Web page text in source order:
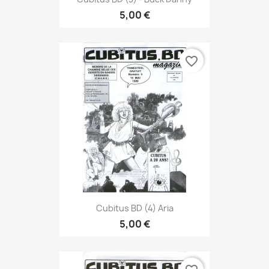
5,00 €
Cubitus BD (4) Aria
5,00 €
favorite_border